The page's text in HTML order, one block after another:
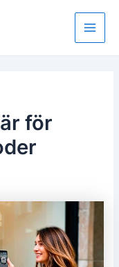
Main
för